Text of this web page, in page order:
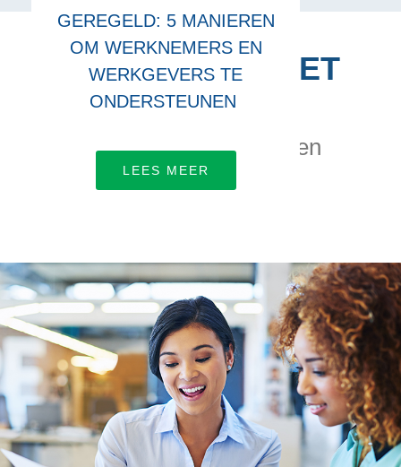
GEREGELD: 5 MANIEREN
OM WERKNEMERS EN
WERKGEVERS TE
ONDERSTEUNEN
LEES MEER
VERBINDING MET
ONS
Laten we samenwerken